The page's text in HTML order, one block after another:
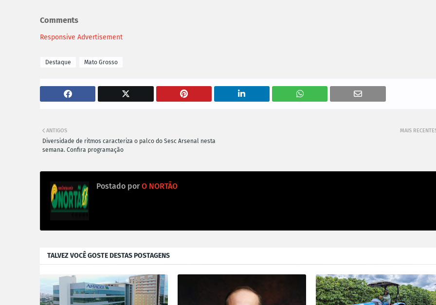
Comments
Responsive Advertisement
Destaque Mato Grosso
MAIS
ANTIGOS
Diversidade de ritmos caracteriza o palco do Sesc Arsenal nesta
semana. Confira programação
Postado por O NORTÃO
TALVEZ VOCÊ GOSTE DESTAS POSTAGENS